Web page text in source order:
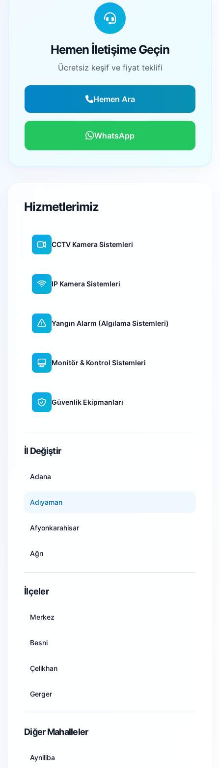
Hemen İletişime Geçin
Ücretsiz keşif ve fiyat teklifi
Hemen Ara
WhatsApp
Hizmetlerimiz
CCTV Kamera Sistemleri
IP Kamera Sistemleri
Yangın Alarm (Algılama Sistemleri)
Monitör & Kontrol Sistemleri
Güvenlik Ekipmanları
İl Değiştir
Adana
Adıyaman
Afyonkarahisar
Ağrı
Bilecik
Bingöl
İlçeler
Merkez
Besni
Çelikhan
Gerger
Diğer Mahalleler
Ayniliba